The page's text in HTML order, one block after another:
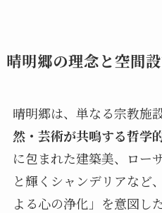
晴明郷の理念と空間
晴明郷は、単なる宗教施
然・芸術が共鳴する哲学
に包まれた建築美、ロー
と輝くシャンデリアなど
よる心の浄化」を意図し